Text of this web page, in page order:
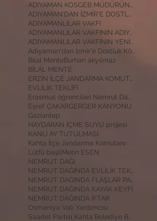
ADIYAMAN KOSGEB MÜDÜRÜNE ZİYARET
ADIYAMAN'DAN İZMİR'E DOSTLUK KÖPRÜSÜ
ADIYAMANLILAR VAKFI
ADIYAMANLILAR VAKFININ ADIYAMAN ŞUBESİ YENİ BAŞKAN
ADIYAMANLILAR VAKFININ YENİ BAŞKANI
Adıyaman'dan İzmir'e Dostluk Köprüsü
Bilal MenteBurhan akyılmaz
BİLAL MENTE
EVLİLİK TEKLİFİ
Eşref ÇAKARGERGER KANYONU
Gaziantep
HAYDARAN İÇME SUYU projesi
KANLI AY TUTULMASI
Kahta İlçe Jandarma Komutanı
Lütfü başliMetin ESEN
NEMRUT DAĞI
NEMRUT DAĞINDA FLAŞLAR PATLADI
NEMRUT DAĞINDA KAYAK KEYFİ
NEMRUT DAĞINDA İFTAR
Osmaniye Vali Yardımcısı